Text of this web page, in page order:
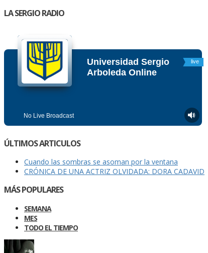
LA SERGIO RADIO
ÚLTIMOS ARTICULOS
Cuando las sombras se asoman por la ventana
CRÓNICA DE UNA ACTRIZ OLVIDADA: DORA CADAVID
MÁS POPULARES
SEMANA
MES
TODO EL TIEMPO